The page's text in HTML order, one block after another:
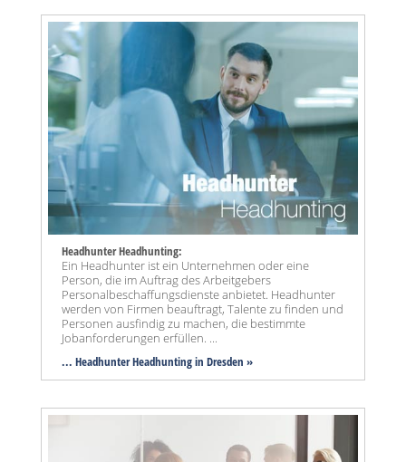
Headhunter Headhunting:
Ein Headhunter ist ein Unternehmen oder eine
Person, die im Auftrag des Arbeitgebers
Personalbeschaffungsdienste anbietet. Headhunter
werden von Firmen beauftragt, Talente zu finden und
Personen ausfindig zu machen, die bestimmte
Jobanforderungen erfüllen. ...
... Headhunter Headhunting in Dresden »